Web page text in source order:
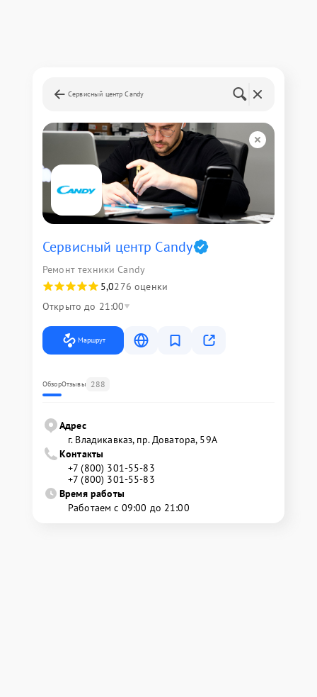
Сервисный центр Candy
Сервисный центр Candy
Ремонт техники Candy
5,0276 оценки
Открыто до 21:00
Маршрут
ОбзорОтзывы 288
Адрес
г. Владикавказ, пр. Доватора, 59А
Контакты
+7 (800) 301-55-83
+7 (800) 301-55-83
Время работы
Работаем с 09:00 до 21:00